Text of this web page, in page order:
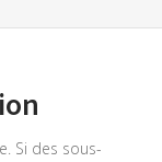
Si des sous-